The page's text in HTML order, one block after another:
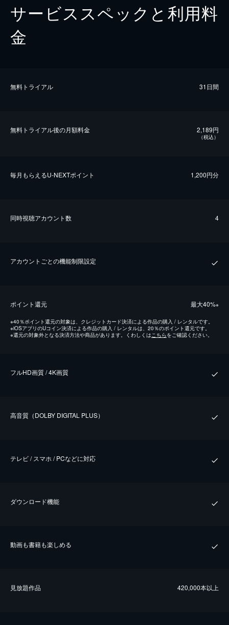
サービススペックと利用料
金
無料トライアル 31日間
無料トライアル後の⽉額料金 2,189円
（税込）
毎⽉もらえるU-NEXTポイント 1,200円分
同時視聴アカウント数 4
アカウントごとの機能制限設定
ポイント還元 最⼤40%※
※40％ポイント還元の対象は、クレジットカード決済による作品の購入 / レンタルです。
※iOSアプリのUコイン決済による作品の購入 / レンタルは、20％のポイント還元です。
※還元の対象外となる決済方法や商品があります。くわしくはこちらをご確認ください。
フルHD画質 / 4K画質
⾼⾳質（DOLBY DIGITAL PLUS）
テレビ / スマホ / PCなどに対応
ダウンロード機能
動画も書籍も楽しめる
⾒放題作品 420,000本以上